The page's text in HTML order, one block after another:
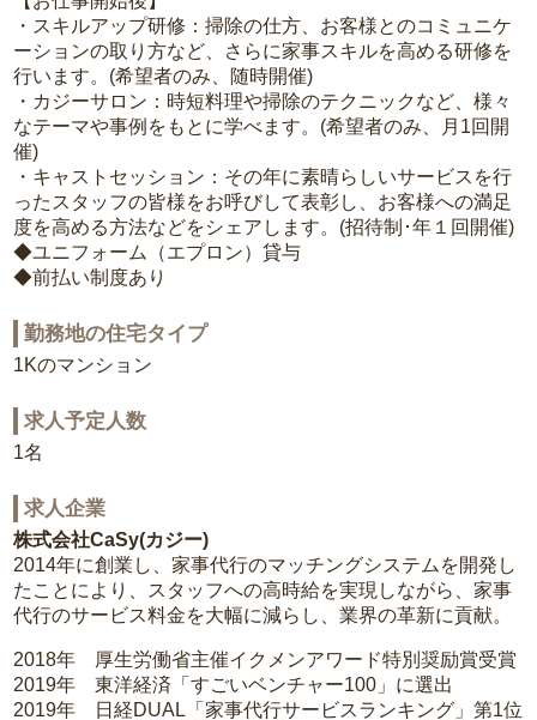
・スキルアップ研修：掃除の仕方、お客様とのコミュニケ
ーションの取り方など、さらに家事スキルを高める研修を
行います。(希望者のみ、随時開催)
・カジーサロン：時短料理や掃除のテクニックなど、様々
なテーマや事例をもとに学べます。(希望者のみ、月1回開
催)
・キャストセッション：その年に素晴らしいサービスを行
ったスタッフの皆様をお呼びして表彰し、お客様への満足
度を高める方法などをシェアします。(招待制･年１回開催)
◆ユニフォーム（エプロン）貸与
◆前払い制度あり
勤務地の住宅タイプ
1Kのマンション
求人予定人数
1名
求人企業
株式会社CaSy(カジー)
2014年に創業し、家事代行のマッチングシステムを開発し
たことにより、スタッフへの高時給を実現しながら、家事
代行のサービス料金を大幅に減らし、業界の革新に貢献。
2018年 厚生労働省主催イクメンアワード特別奨励賞受賞
2019年 東洋経済「すごいベンチャー100」に選出
2019年 日経DUAL「家事代行サービスランキング」第1位